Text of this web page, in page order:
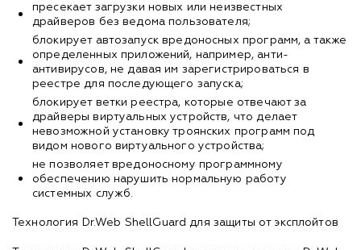
пресекает загрузки новых или неизвестных
драйверов без ведома пользователя;
блокирует автозапуск вредоносных программ, а также
определенных приложений, например, анти-
антивирусов, не давая им зарегистрироваться в
реестре для последующего запуска;
блокирует ветки реестра, которые отвечают за
драйверы виртуальных устройств, что делает
невозможной установку троянских программ под
видом нового виртуального устройства;
не позволяет вредоносному программному
обеспечению нарушить нормальную работу
системных служб.
Технология Dr.Web ShellGuard для защиты от эксплойтов